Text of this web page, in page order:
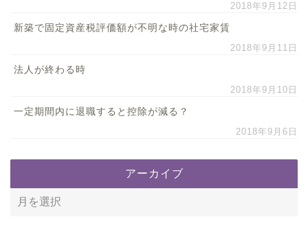
2018年9月12日
新築で固定資産税評価額が不明な時の社宅家賃
2018年9月11日
法人が終わる時
2018年9月10日
一定期間内に退職すると控除が減る？
2018年9月6日
アーカイブ